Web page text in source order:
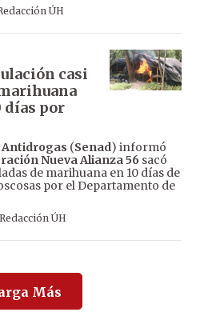
ÚH
casi
días por
(Senad) informó
Nueva Alianza 56 sacó
de marihuana en 10 días de
por el Departamento de
Redacción ÚH
Más